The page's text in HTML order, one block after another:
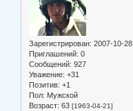
Зарегистрирован: 2007-10-28
Приглашений: 0
Сообщений: 927
Уважение: +31
Позитив: +1
Пол: Мужской
Возраст: 63 [1963-04-21]